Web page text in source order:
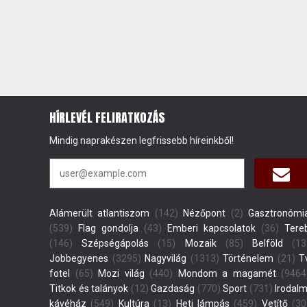
HÍRLEVÉL FELIRATKOZÁS
Mindig naprakészen legfrissebb híreinkből!
Alámerült atlantiszom (142) Nézőpont (2)
(539)
Flag gondolja (43) Emberi kapcsolatok (36)
(146)
Szépségápolás (15) Mozaik(85) Belföld
Jobbegyenes (3295) Nagyvilág (1313) Történelem (21)
fotel
(65) Mozi világ (440) Mondom a magamét
Titkok és talányok (12) Gazdaság (770) Sport (731)
kávéház (549) Kultúra (13) Heti lámpás (459) Vetítő